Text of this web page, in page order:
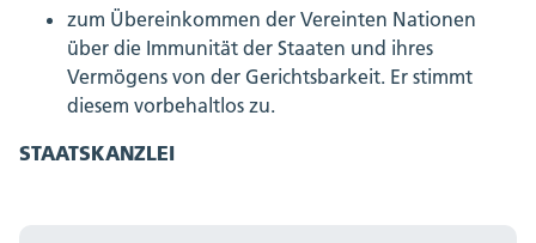
zum Übereinkommen der Vereinten Nationen
über die Immunität der Staaten und ihres
Vermögens von der Gerichtsbarkeit. Er stimmt
diesem vorbehaltlos zu.
STAATSKANZLEI